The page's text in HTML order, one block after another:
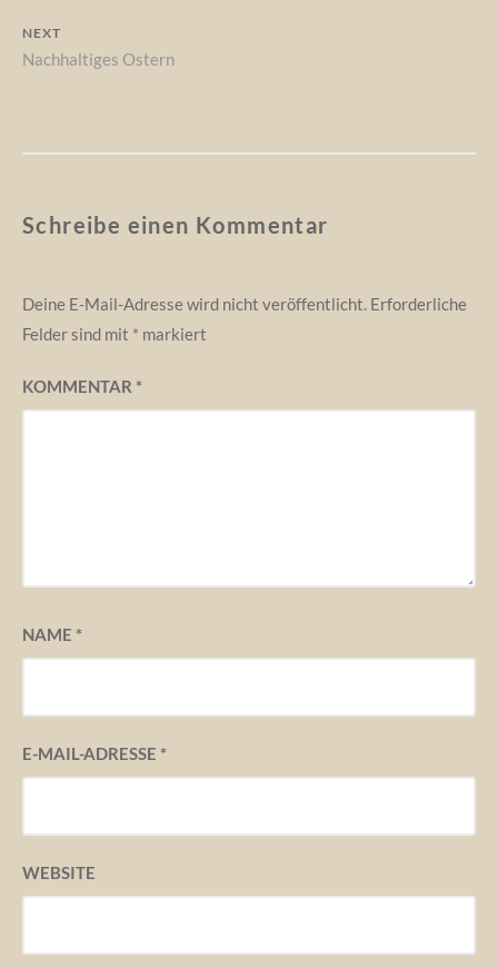
NEXT
Next
Nachhaltiges Ostern
Schreibe einen Kommentar
Deine E-Mail-Adresse wird nicht veröffentlicht. Erforderliche
Felder sind mit * markiert
KOMMENTAR *
NAME *
E-MAIL-ADRESSE *
WEBSITE